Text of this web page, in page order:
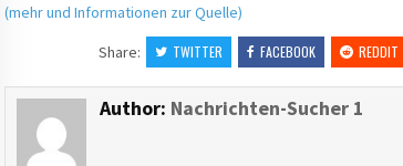
(mehr und Informationen zur Quelle)
Share:
TWITTER FACEBOOK REDDIT
Author: Nachrichten-Sucher 1